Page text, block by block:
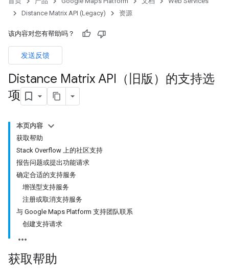
Distance Matrix API (Legacy)
资源
该内容对您有帮助吗？
发送反馈
Distance Matrix API（旧版）的支持选
项
本页内容
获取帮助
Stack Overflow 上的社区支持
报告问题或提出功能请求
确定合适的支持服务
增强型支持服务
注册或取消支持服务
与 Google Maps Platform 支持团队联系
创建支持请求
获取帮助